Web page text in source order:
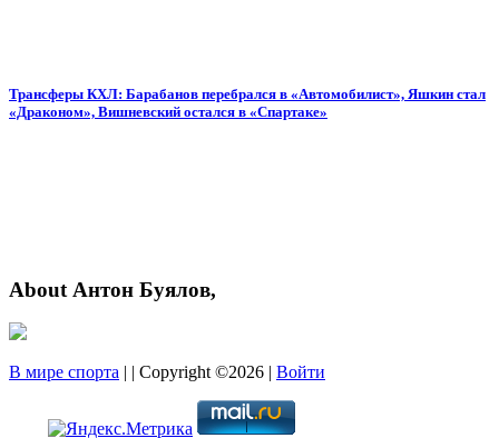
Трансферы КХЛ: Барабанов перебрался в «Автомобилист», Яшкин стал
«Драконом», Вишневский остался в «Спартаке»
About Антон Буялов,
В мире спорта | | Copyright ©2026 | Войти